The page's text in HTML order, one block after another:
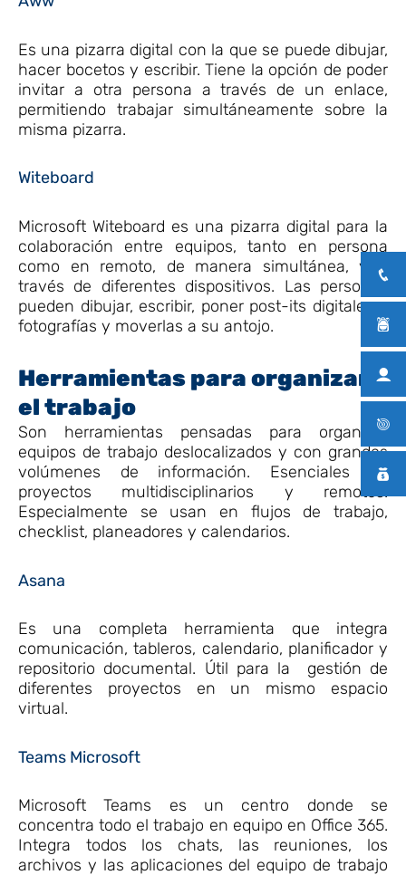
Es una pizarra digital con la que se puede dibujar,
hacer bocetos y escribir. Tiene la opción de poder
invitar a otra persona a través de un enlace,
permitiendo trabajar simultáneamente sobre la
misma pizarra.
Witeboard
Microsoft Witeboard es una pizarra digital para la
colaboración entre equipos, tanto en persona
como en remoto, de manera simultánea, y a
través de diferentes dispositivos. Las personas
pueden dibujar, escribir, poner post-its digitales o
fotografías y moverlas a su antojo.
Herramientas para organizar
el trabajo
Son herramientas pensadas para organizar
equipos de trabajo deslocalizados y con grandes
volúmenes de información. Esenciales en
proyectos multidisciplinarios y remotos.
Especialmente se usan en flujos de trabajo,
checklist, planeadores y calendarios.
Asana
Es una completa herramienta que integra
comunicación, tableros, calendario, planificador y
repositorio documental. Útil para la gestión de
diferentes proyectos en un mismo espacio
virtual.
Teams Microsoft
Microsoft Teams es un centro donde se
concentra todo el trabajo en equipo en Office 365.
Integra todos los chats, las reuniones, los
archivos y las aplicaciones del equipo de trabajo